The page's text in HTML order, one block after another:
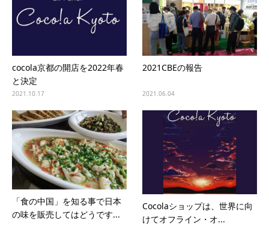
cocola京都の開店を2022年春
と決定
2021.10.17
2021CBEの報告
2021.06.04
「食の中国」を知る事で日本
の味を販売してはどうです...
Cocolaショップは、世界に向
けてオフライン・オ...